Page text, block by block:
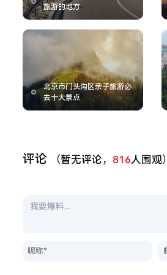
旅游的地方
北京市门头沟区亲子旅游必
去十大景点
评论 （暂无评论， 816人围观）